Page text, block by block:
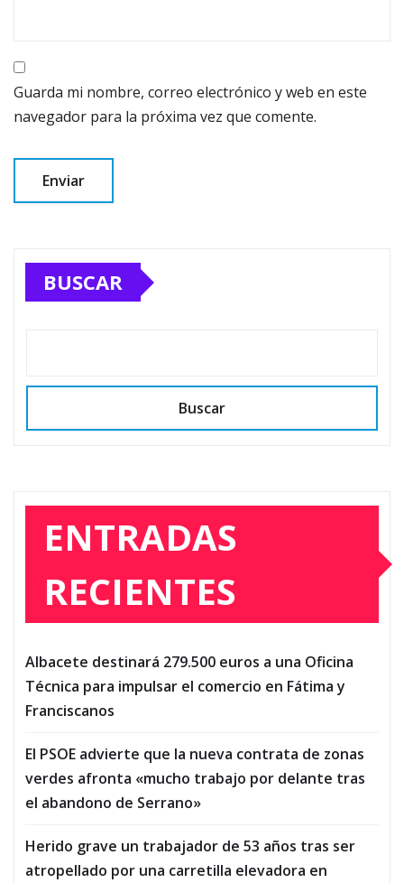
Guarda mi nombre, correo electrónico y web en este
navegador para la próxima vez que comente.
BUSCAR
Buscar
ENTRADAS
RECIENTES
Albacete destinará 279.500 euros a una Oficina
Técnica para impulsar el comercio en Fátima y
Franciscanos
El PSOE advierte que la nueva contrata de zonas
verdes afronta «mucho trabajo por delante tras
el abandono de Serrano»
Herido grave un trabajador de 53 años tras ser
atropellado por una carretilla elevadora en